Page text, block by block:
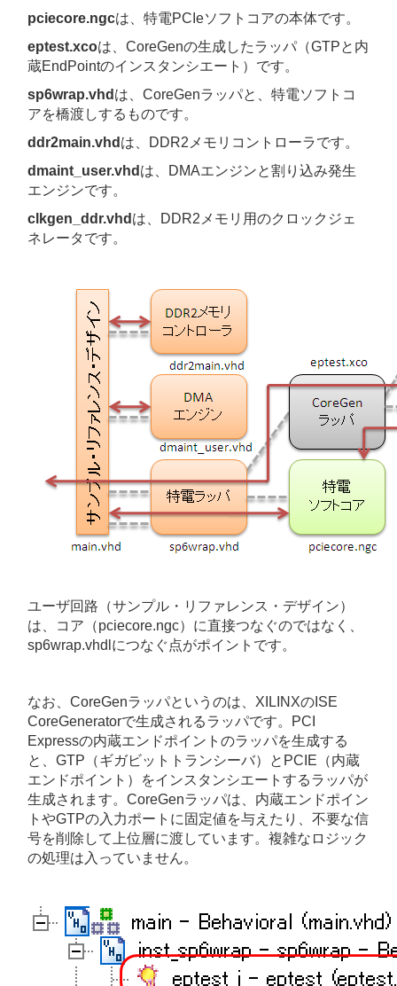
pciecore.ngcは、特電PCIeソフトコアの本体です。
eptest.xcoは、CoreGenの生成したラッパ（GTPと内
蔵EndPointのインスタンシエート）です。
sp6wrap.vhd は、CoreGenラッパと、特電ソフトコ
アを橋渡しするものです。
ddr2main.vhd は、DDR2メモリコントローラです。
dmaint_user.vhd は、DMAエンジンと割り込み発生
エンジンです。
clkgen_ddr.vhd は、DDR2メモリ用のクロックジェ
ネレータです。
ユーザ回路（サンプル・リファレンス・デザイン）
は、コア（pciecore.ngc）に直接つなぐのではなく、
sp6wrap.vhdlにつなぐ点がポイントです。
なお、CoreGenラッパというのは、XILINXのISE
CoreGeneratorで生成されるラッパです。PCI
Expressの内蔵エンドポイントのラッパを生成する
と、GTP（ギガビットトランシーバ）とPCIE（内蔵
エンドポイント）をインスタンシエートするラッパが
生成されます。CoreGenラッパは、内蔵エンドポイン
トやGTPの入力ポートに固定値を与えたり、不要な信
号を削除して上位層に渡しています。複雑なロジック
の処理は入っていません。